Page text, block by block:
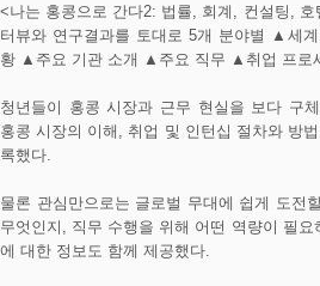
<나는 홍콩으로 간다2: 법률, 회계, 컨설팅,
터뷰와 연구결과를 토대로 5개 분야별 ▲세
황 ▲주요 기관 소개 ▲주요 직무 ▲취업 프로
청년들이 홍콩 시장과 근무 현실을 보다 구
홍콩 시장의 이해, 취업 및 인턴십 절차와 방
록했다.
물론 관심만으로는 글로벌 무대에 쉽게 도전
무엇인지, 직무 수행을 위해 어떤 역량이 필
에 대한 정보도 함께 제공했다.